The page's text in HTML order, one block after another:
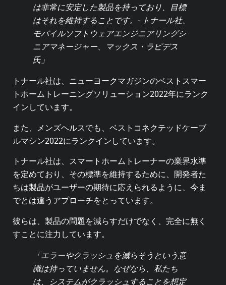
は非常に安定した製品を持っており、目標
はそれを維持することです。- トナール社、
モバイルソフトウェアエンジニアリングシ
ニアマネージャー、マックス・ラピデス
氏」
トナール社は、ニューヨークマガジンのベストスマー
トホームトレーニングソリューション2022年にランク
インしています。
また、メンズヘルスでも、ベストコネクテッドケーブ
ルマシン2022にランクインしています。
トナール社は、スマートホームトレーナーの業界水準
を定めており、その標準を維持するために、開発者た
ちは製品がユーザーの期待に応えられるように、今ま
でとは違うアプローチをとっています。
彼らは、製品の問題を減らすだけでなく、完全に無く
すことに注力しています。
「エラーやクラッシュを減らそうという意
識は持っていません。なぜなら、私たち
は、システムがクラッシュすることを想定